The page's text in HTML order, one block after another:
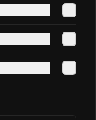
Acevichado
y bañado en salsa